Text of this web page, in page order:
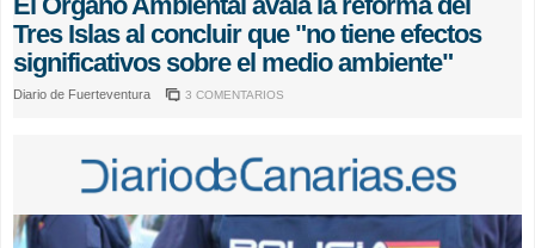
Tres Islas al concluir que "no tiene efectos
significativos sobre el medio ambiente"
Diario de Fuerteventura 3 COMENTARIOS